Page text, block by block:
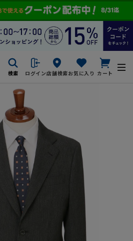
検索 ログイン店舗検索お気に入り カート